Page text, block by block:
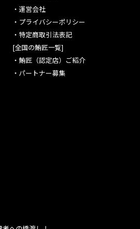
・運営会社
・ プライバシーポリシー
・特定商取引法表記
[全国の鮪匠一覧]
・鮪匠（認定店）ご紹介
・パートナー募集